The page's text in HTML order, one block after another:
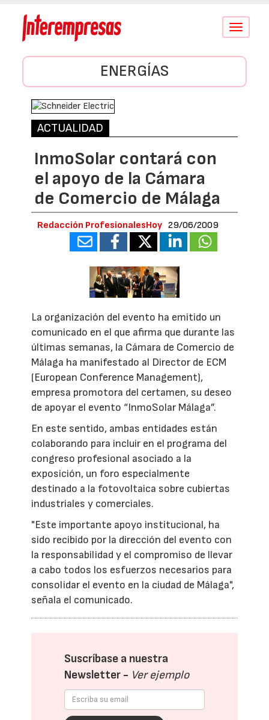
Conmutar
ENERGÍAS
ACTUALIDAD
InmoSolar contará con
el apoyo de la Cámara
de Comercio de Málaga
Redacción ProfesionalesHoy 29/06/2009
La organización del evento ha emitido un
comunicado en el que afirma que durante las
últimas semanas, la Cámara de Comercio de
Málaga ha manifestado al Director de ECM
(European Conference Management),
empresa promotora del certamen, su deseo
de apoyar el evento “InmoSolar Málaga”.
En este sentido, ambas entidades están
colaborando para incluir en el programa del
congreso profesional asociado a la
exposición, un foro especialmente
destinado a la fotovoltaica sobre cubiertas
industriales y comerciales.
"Este importante apoyo institucional, ha
sido recibido por la dirección del evento con
la responsabilidad y el compromiso de llevar
a cabo todos los esfuerzos necesarios para
consolidar el evento en la ciudad de Málaga",
señala el comunicado.
Suscríbase a nuestra
Newsletter - Ver ejemplo